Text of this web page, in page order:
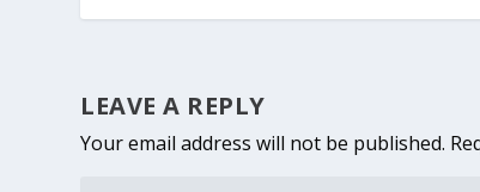
LEAVE A REPLY
Your email address will not be published.